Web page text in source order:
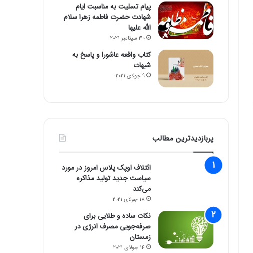
پیام تسلیت به مناسبت ایام
شهادت حضرت فاطمه زهرا سلام
الله علیها
30 سپتامبر 2021
کتاب واقعه عاشورا و پاسخ به
شبهات
9 جولای 2021
پربازدیدترین مطالب
ائتلاف اوپک پلاس امروز در مورد
سیاست جدید تولید مذاکره
می‌کند
18 جولای 2021
نکات ساده و طلایی برای
صرفه‌جویی مصرف انرژی در
زمستان
14 جولای 2021